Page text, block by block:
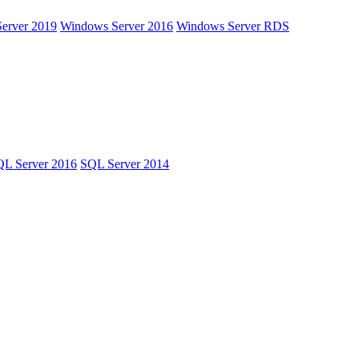
2019 Windows Server 2016 Windows Server RDS
Server 2016 SQL Server 2014